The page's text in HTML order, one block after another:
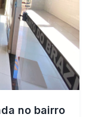
no bairro